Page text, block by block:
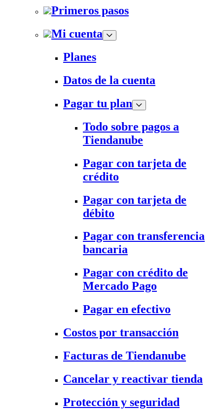
Primeros pasos
Mi cuenta
Planes
Datos de la cuenta
Pagar tu plan
Todo sobre pagos a
Tiendanube
Pagar con tarjeta de
crédito
Pagar con tarjeta de
débito
Pagar con transferencia
bancaria
Pagar con crédito de
Mercado Pago
Pagar en efectivo
Costos por transacción
Facturas de Tiendanube
Cancelar y reactivar tienda
Protección y seguridad